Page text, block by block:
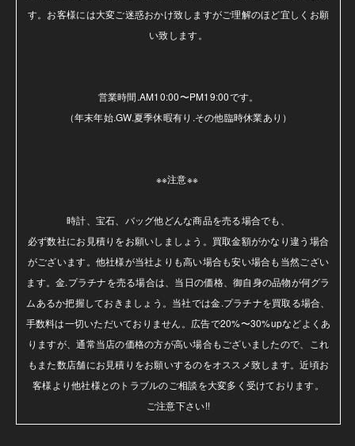
す。お客様には大変ご迷惑おかけ致しますがご理解のほど宜しくお願
い致します。
営業時間.AM10:00〜PM19:00です。
（年末年始.GW.夏季休暇有り.その他臨時休業あり）
※※注意※※
時計、宝石、バッグ他どんな商品を売る場合でも、
必ず数社にお見積りをお願いしましょう。買取金額がかなり違う場合
がございます。他社様が当社よりも高い場合も安い場合も当然ござい
ます。金.プラチナを売る場合は、当日の価格、御自身の品物が何グラ
ムあるか把握しておきましょう。当社では金.プラチナを買取る場合、
手数料は一切いただいておりません。広告で20%〜30%upなどよくあ
りますが、通常当店の価格の方が高い場合もございましたので、これ
もまた数店舗にお見積りをお願いするのをオススメ致します。近頃お
客様より他社様とのトラブルのご相談を大変多く受けております。
ご注意下さい!!